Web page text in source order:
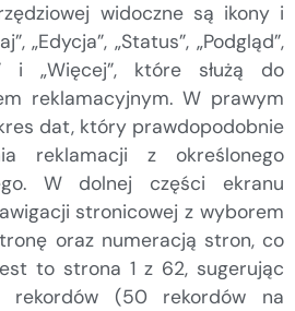
widoczne są ikony i
„Edycja”, „Status”, „Podgląd”,
i „Więcej”, które służą do
reklamacyjnym. W prawym
dat, który prawdopodobnie
reklamacji z określonego
W dolnej części ekranu
stronicowej z wyborem
oraz numeracją stron, co
to strona 1 z 62, sugerując
rekordów (50 rekordów na